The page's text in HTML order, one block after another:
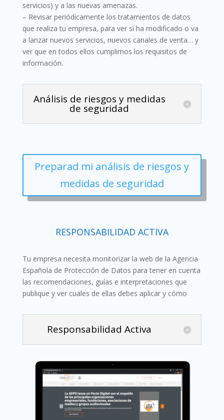
servicios) y a las nuevas amenazas.
– Revisar periódicamente los tratamientos de datos
que realiza tu empresa, para ver si ha modificado o va
a lanzar nuevos servicios, nuevos canales de venta… y
ver que en todos ellos cumplimos los requisitos de
información.
Análisis de riesgos y medidas
de seguridad
Preparad mi análisis de riesgos y
medidas de seguridad
RESPONSABILIDAD ACTIVA
Tu empresa necesita monitorizar la web de la Agencia
Española de Protección de Datos para tener en cuenta
las recomendaciones, guías e interpretaciones que
publique y ver cuales de ellas debes aplicar y cómo
Responsabilidad Activa